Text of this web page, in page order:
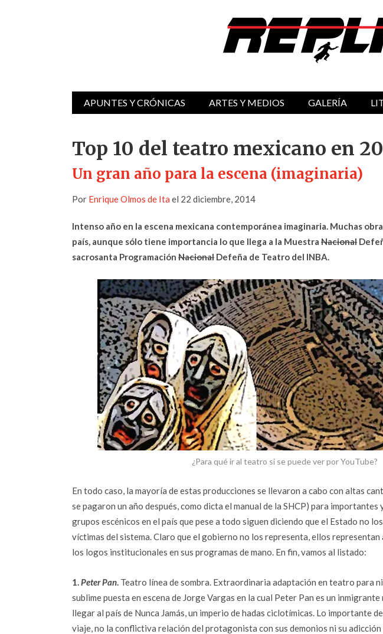
APUNTES Y CRÓNICAS ARTES Y MEDIOS GALERÍA
Top 10 del teatro mexicano en
Un gran año para la escena (imaginaria)
Por Enrique Olmos de Ita el 22 diciembre, 2014
Intenso año en la escena mexicana contemporánea imaginaria. Muchas
país, aunque sólo tiene importancia lo que llega a la Muestra Nacional
sacrosanta Programación Nacional Defeña de Teatro del INBA.
¿Para qué ir al teatro si se puede ver por YouTube?
En todo caso, la mayoría de estas producciones se llevaron a cabo con altas
se pagaron un año después, como dicta el manual de la SHCP) para
grupos escénicos en el país que pese a todo siguen diciendo que el Estado no
víctimas del sistema. Claro que el gobierno no los representa, ellos
los logos institucionales en sus programas de mano. En fin, vamos al listado:
1.Peter Pan. Teatro línea de sombra. Extraordinaria adaptación en teatro para
sublime puesta en escena de Jorge Vargas en la cual Peter Pan es un
llegar al país de Nunca Jamás, un imperio de hadas ciclotímicas. Lo importante
viaje, no la conflictiva relación del protagonista con sus demonios ni su